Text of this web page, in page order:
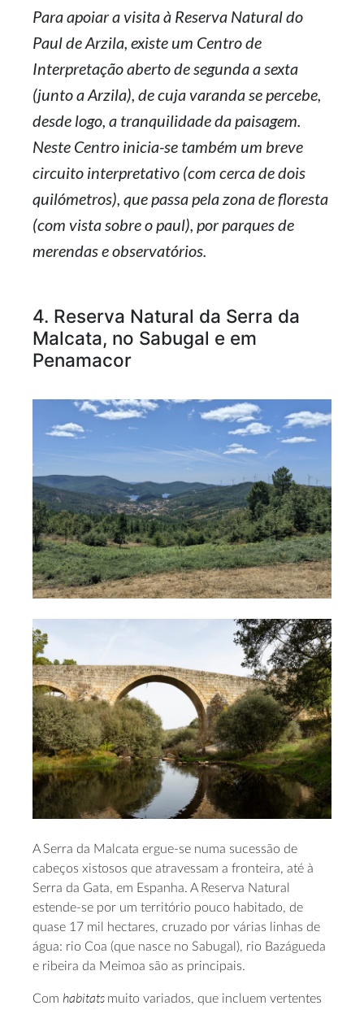
Para apoiar a visita à Reserva Natural do
Paul de Arzila, existe um Centro de
Interpretação aberto de segunda a sexta
(junto a Arzila), de cuja varanda se percebe,
desde logo, a tranquilidade da paisagem.
Neste Centro inicia-se também um breve
circuito interpretativo (com cerca de dois
quilómetros), que passa pela zona de floresta
(com vista sobre o paul), por parques de
merendas e observatórios.
4. Reserva Natural da Serra da
Malcata, no Sabugal e em
Penamacor
A Serra da Malcata ergue-se numa sucessão de
cabeços xistosos que atravessam a fronteira, até à
Serra da Gata, em Espanha. A Reserva Natural
estende-se por um território pouco habitado, de
quase 17 mil hectares, cruzado por várias linhas de
água: rio Coa (que nasce no Sabugal), rio Bazágueda
e ribeira da Meimoa são as principais.
Com habitats muito variados, que incluem vertentes